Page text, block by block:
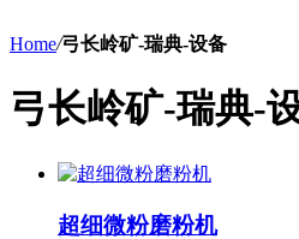
Home/弓长岭矿-瑞典-设备
弓长岭矿-瑞典-
超细微粉磨粉机